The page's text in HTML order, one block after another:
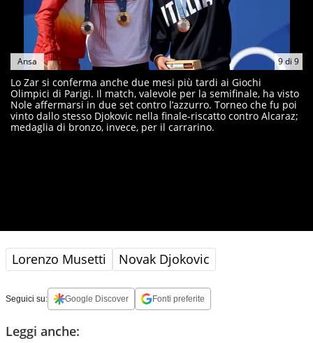
9di 9
Ansa
Lo Zar si conferma anche due mesi più tardi ai Giochi
Olimpici di Parigi. Il match, valevole per la semifinale, ha visto
Nole affermarsi in due set contro l’azzurro. Torneo che fu poi
vinto dallo stesso Djokovic nella finale-riscatto contro Alcaraz;
medaglia di bronzo, invece, per il carrarino.
Lorenzo Musetti Novak Djokovic
Seguici su: Google Discover Fonti preferite
Leggi anche: